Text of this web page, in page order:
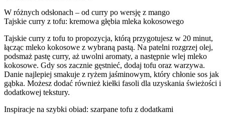
W różnych odsłonach – od curry po wersję z mango
Tajskie curry z tofu: kremowa głębia mleka kokosowego
Tajskie curry z tofu to propozycja, którą przygotujesz w 20 minut,
łącząc mleko kokosowe z wybraną pastą. Na patelni rozgrzej olej,
podsmaż pastę curry, aż uwolni aromaty, a następnie wlej mleko
kokosowe. Gdy sos zacznie gęstnieć, dodaj tofu oraz warzywa.
Danie najlepiej smakuje z ryżem jaśminowym, który chłonie sos jak
gąbka. Możesz dodać również kiełki fasoli dla uzyskania świeżości i
dodatkowej tekstury.
Inspiracje na szybki obiad: szarpane tofu z dodatkami